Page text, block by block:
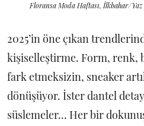
Floransa Moda Haftası, İlkbahar/
2025’in öne çıkan
kişiselleştirme. Form, renk,
fark etmeksizin, sneaker
dönüşüyor. İster dantel
süslemeler... Her bir